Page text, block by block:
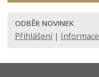
ODBĚR NOVINEK
Přihlášení| Informace